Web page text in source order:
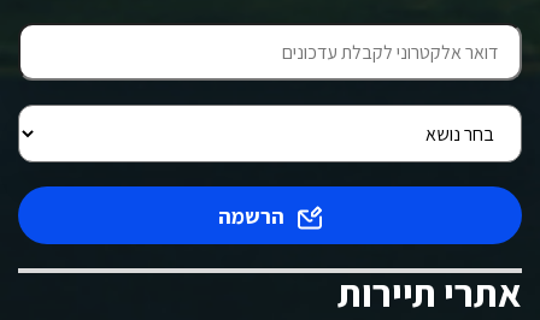
הרשמה
אתרי תיירות